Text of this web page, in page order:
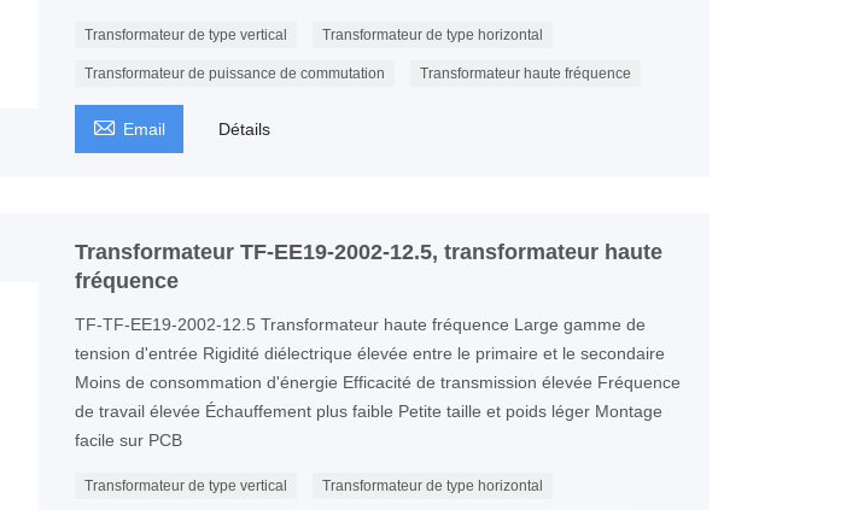
Transformateur de type vertical Transformateur de type horizontal
Transformateur de puissance de commutation Transformateur haute fréquence
 Email Détails
Transformateur TF-EE19-2002-12.5, transformateur haute
fréquence
TF-TF-EE19-2002-12.5 Transformateur haute fréquence Large gamme de
tension d'entrée Rigidité diélectrique élevée entre le primaire et le secondaire
Moins de consommation d'énergie Efficacité de transmission élevée Fréquence
de travail élevée Échauffement plus faible Petite taille et poids léger Montage
facile sur PCB
Transformateur de type vertical Transformateur de type horizontal